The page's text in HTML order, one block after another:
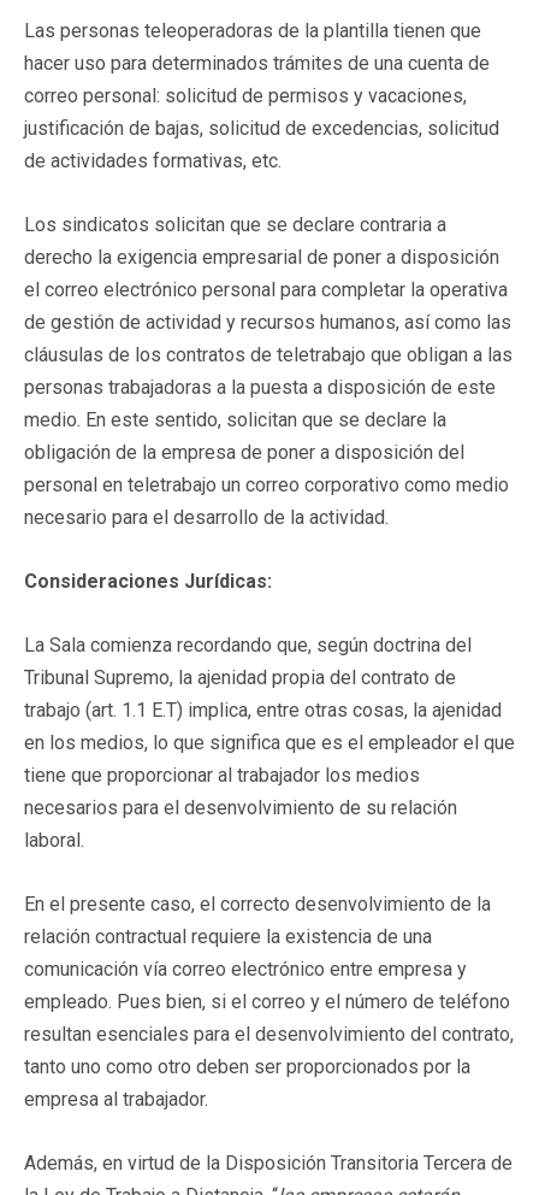
Las personas teleoperadoras de la plantilla tienen que
hacer uso para determinados trámites de una cuenta de
correo personal: solicitud de permisos y vacaciones,
justificación de bajas, solicitud de excedencias, solicitud
de actividades formativas, etc.
Los sindicatos solicitan que se declare contraria a
derecho la exigencia empresarial de poner a disposición
el correo electrónico personal para completar la operativa
de gestión de actividad y recursos humanos, así como las
cláusulas de los contratos de teletrabajo que obligan a las
personas trabajadoras a la puesta a disposición de este
medio. En este sentido, solicitan que se declare la
obligación de la empresa de poner a disposición del
personal en teletrabajo un correo corporativo como medio
necesario para el desarrollo de la actividad.
Consideraciones Jurídicas:
La Sala comienza recordando que, según doctrina del
Tribunal Supremo, la ajenidad propia del contrato de
trabajo (art. 1.1 E.T) implica, entre otras cosas, la ajenidad
en los medios, lo que significa que es el empleador el que
tiene que proporcionar al trabajador los medios
necesarios para el desenvolvimiento de su relación
laboral.
En el presente caso, el correcto desenvolvimiento de la
relación contractual requiere la existencia de una
comunicación vía correo electrónico entre empresa y
empleado. Pues bien, si el correo y el número de teléfono
resultan esenciales para el desenvolvimiento del contrato,
tanto uno como otro deben ser proporcionados por la
empresa al trabajador.
Además, en virtud de la Disposición Transitoria Tercera de